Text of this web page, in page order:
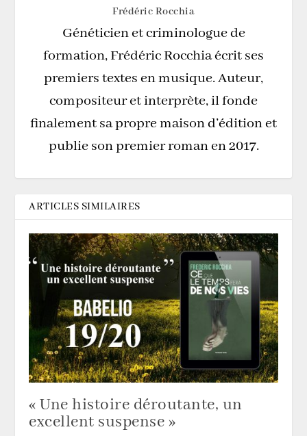
Frédéric Rocchia
Généticien et criminologue de
formation, Frédéric Rocchia écrit ses
premiers textes en musique. Auteur,
compositeur et interprète, il fonde
finalement sa propre maison d’édition et
publie son premier roman en 2017.
ARTICLES SIMILAIRES
« Une histoire déroutante, un
excellent suspense »